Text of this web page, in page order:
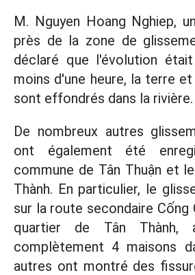
M. Nguyen Hoang Nghiep,
près de la zone de
déclaré que l'évolution
moins d'une heure, la terre
sont effondrés dans la rivière.
De nombreux autres
ont également été
commune de Tân Thuận et
Thành. En particulier, le
sur la route secondaire Cống
quartier de Tân
complètement 4 maisons
autres ont montré des